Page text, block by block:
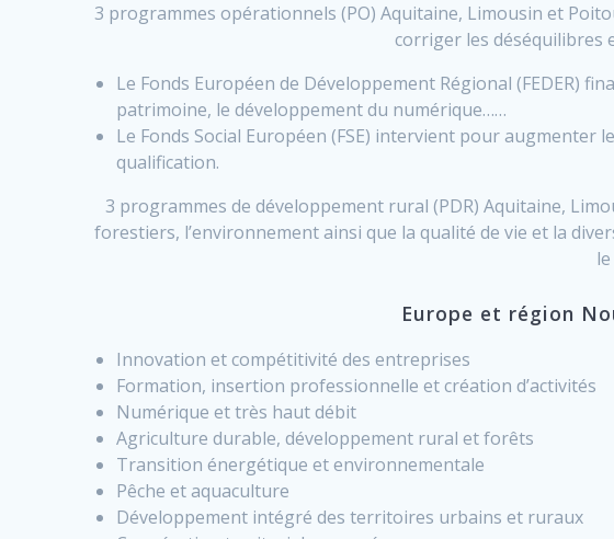
3 programmes opérationnels (PO) Aquitaine, Limousin et
corriger les déséquilibres
Le Fonds Européen de Développement Régional (FEDER)
patrimoine, le développement du numérique……
Le Fonds Social Européen (FSE) intervient pour augmenter
qualification.
3 programmes de développement rural (PDR) Aquitaine,
forestiers, l’environnement ainsi que la qualité de vie et la
Europe et région
Innovation et compétitivité des entreprises
Formation, insertion professionnelle et création d’activités
Numérique et très haut débit
Agriculture durable, développement rural et forêts
Transition énergétique et environnementale
Pêche et aquaculture
Développement intégré des territoires urbains et ruraux